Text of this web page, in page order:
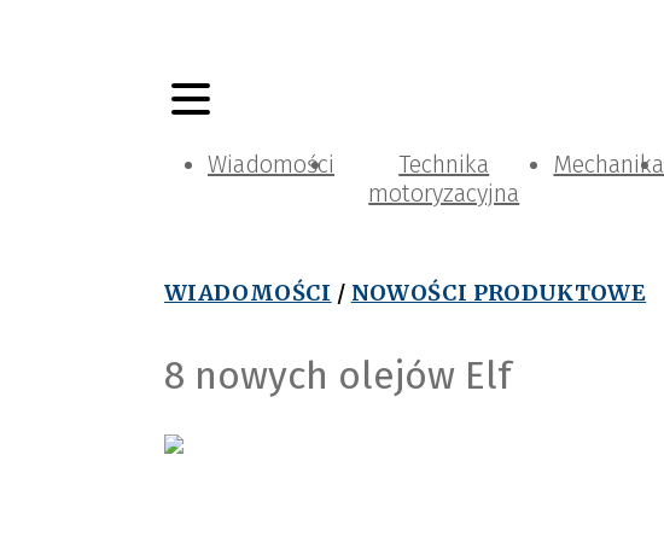
Wiadomości
Technika
motoryzacyjna
Mechanika
WIADOMOŚCI / NOWOŚCI PRODUKTOWE
8 nowych olejów Elf